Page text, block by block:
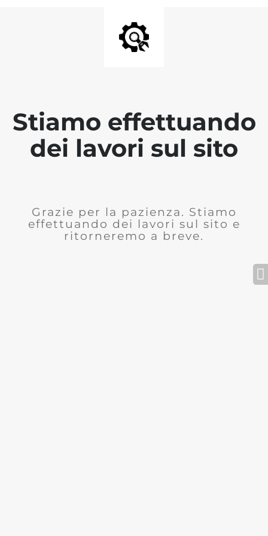
Stiamo effettuando
dei lavori sul sito
Grazie per la pazienza. Stiamo
effettuando dei lavori sul sito e
ritorneremo a breve.